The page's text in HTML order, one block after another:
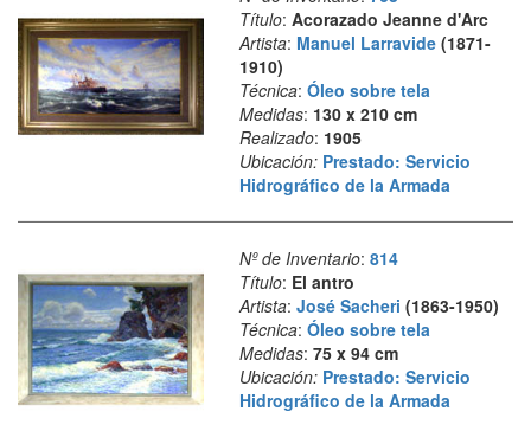
Título: Acorazado Jeanne d'Arc
Artista: Manuel Larravide(1871-
1910)
Técnica: Óleo sobre tela
Medidas: 130 x 210 cm
Realizado: 1905
Ubicación: Prestado: Servicio
Hidrográfico de la Armada
Nº de Inventario: 814
Título: El antro
Artista: José Sacheri (1863-1950)
Técnica: Óleo sobre tela
Medidas: 75 x 94 cm
Ubicación: Prestado: Servicio
Hidrográfico de la Armada